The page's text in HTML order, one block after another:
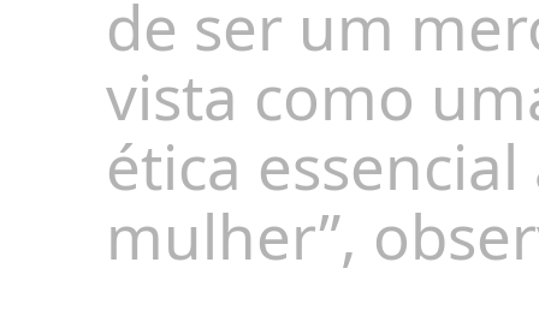
de ser um
vista como
ética
mulher”,